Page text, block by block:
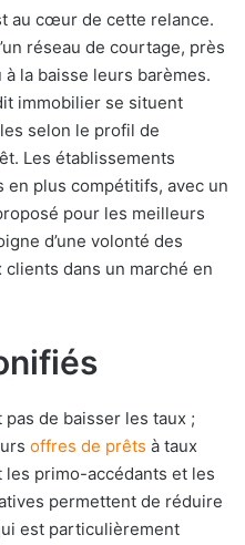
au cœur de cette relance.
réseau de courtage, près
la baisse leurs barèmes.
immobilier se situent
selon le profil de
Les établissements
plus compétitifs, avec un
pour les meilleurs
d’une volonté des
clients dans un marché en
de baisser les taux ;
offres de prêts à taux
primo-accédants et les
permettent de réduire
est particulièrement